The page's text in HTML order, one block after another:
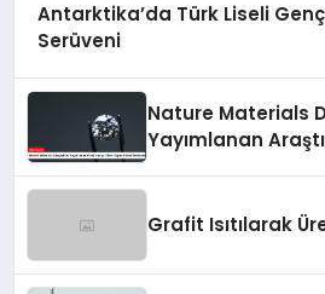
Antarktika’da Türk Liseli
Serüveni
Nature Materials
Yayımlanan
Grafit Isıtılarak